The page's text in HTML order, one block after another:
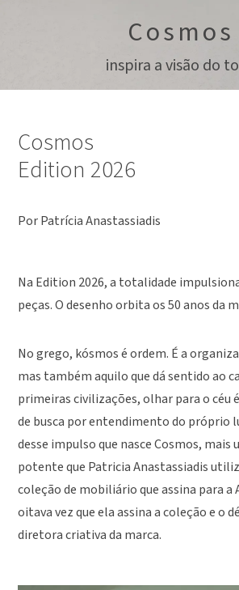
Cosmos
inspira a visão do
Cosmos
Edition 2026
Por Patrícia Anastassiadis
Na Edition 2026, a totalidade
peças. O desenho orbita os 50 anos da
No grego, kósmos é ordem. É a
mas também aquilo que dá sentido ao
primeiras civilizações, olhar para o céu
de busca por entendimento do próprio
desse impulso que nasce Cosmos, mais
potente que Patricia Anastassiadis
coleção de mobiliário que assina para a
oitava vez que ela assina a coleção e o
diretora criativa da marca.